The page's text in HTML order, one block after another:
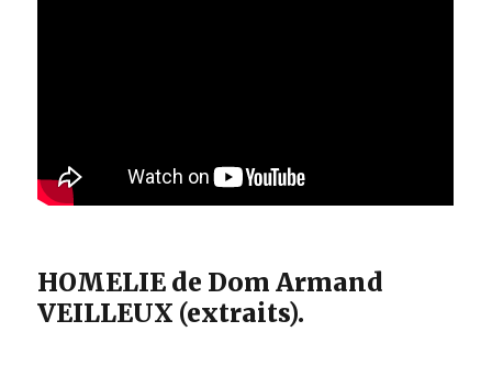
HOMELIE de Dom Armand
VEILLEUX (extraits).